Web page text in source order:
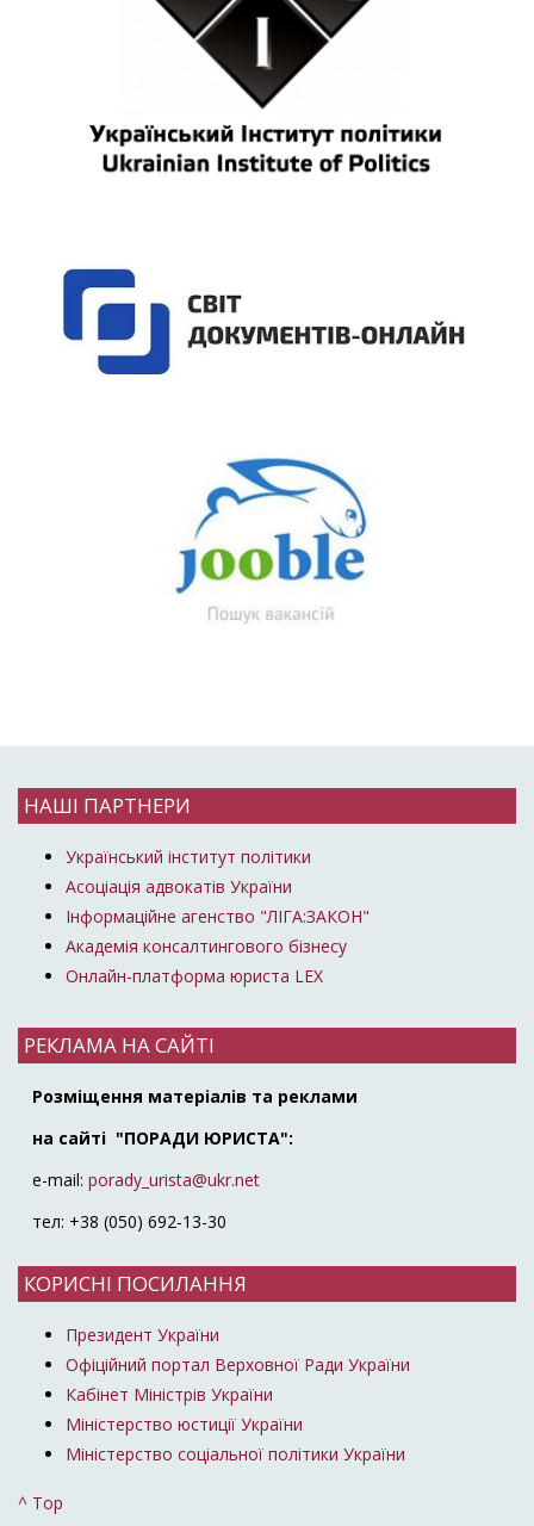
НАШІ ПАРТНЕРИ
Український інститут політики
Асоціація адвокатів України
Інформаційне агенство "ЛІГА:ЗАКОН"
Академія консалтингового бізнесу
Онлайн-платформа юриста LEX
РЕКЛАМА НА САЙТІ
Розміщення матеріалів та реклами
на сайті "ПОРАДИ ЮРИСТА":
e-mail: porady_urista@ukr.net
тел: +38 (050) 692-13-30
КОРИСНІ ПОСИЛАННЯ
Президент України
Офіційний портал Верховної Ради України
Кабінет Міністрів України
Міністерство юстиції України
Міністерство соціальної політики України
^ Top